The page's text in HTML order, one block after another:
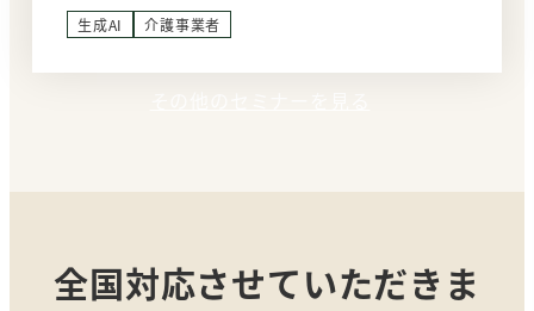
生成AI 介護事業者
全国対応させていただきま